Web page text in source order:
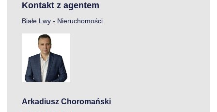
Kontakt z agentem
Białe Lwy - Nieruchomości
Arkadiusz Choromański